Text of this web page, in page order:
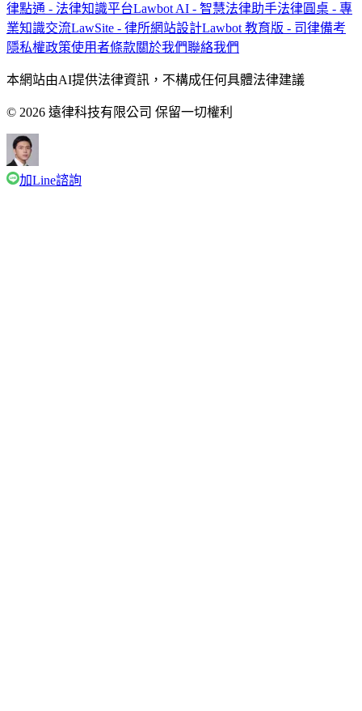
律點通 - 法律知識平台Lawbot AI - 智慧法律助手法律圓桌 - 專
業知識交流LawSite - 律所網站設計Lawbot 教育版 - 司律備考
隱私權政策使用者條款關於我們聯絡我們
本網站由AI提供法律資訊，不構成任何具體法律建議
© 2026 遠律科技有限公司 保留一切權利
加Line諮詢